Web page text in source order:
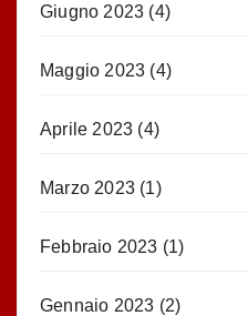
Giugno 2023 (4)
Maggio 2023 (4)
Aprile 2023 (4)
Marzo 2023 (1)
Febbraio 2023 (1)
Gennaio 2023 (2)